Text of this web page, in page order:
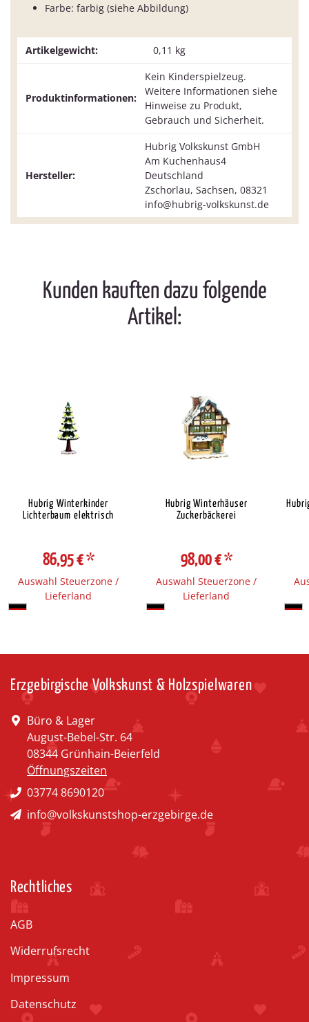
Farbe: farbig (siehe Abbildung)
Artikelgewicht: 0,11 kg
Produktinformationen:
Kein Kinderspielzeug.
Weitere Informationen siehe
Hinweise zu Produkt,
Gebrauch und Sicherheit.
Hersteller:
Hubrig Volkskunst GmbH
Am Kuchenhaus4
Deutschland
Zschorlau, Sachsen, 08321
info@hubrig-volkskunst.de
Kunden kauften dazu folgende
Artikel:
Hubrig Winterkinder
Lichterbaum elektrisch
86,95 €*
Auswahl Steuerzone /
Lieferland
Hubrig Winterhäuser
Zuckerbäckerei
98,00 €*
Auswahl Steuerzone /
Lieferland
Erzgebirgische Volkskunst & Holzspielwaren
Büro & Lager
August-Bebel-Str. 64
08344 Grünhain-Beierfeld
Öffnungszeiten
03774 8690120
info@volkskunstshop-erzgebirge.de
Rechtliches
AGB
Widerrufsrecht
Impressum
Datenschutz